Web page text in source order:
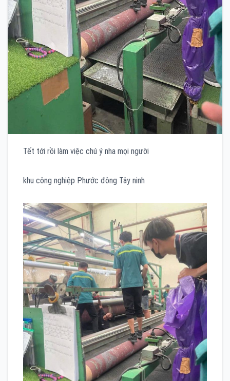
Tết tới rồi làm việc chú ý nha mọi người
khu công nghiệp Phước đông Tây ninh